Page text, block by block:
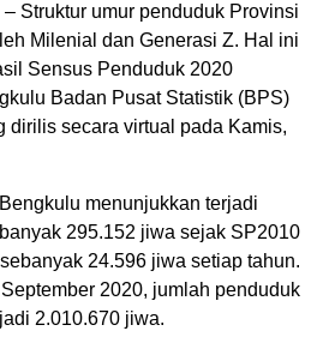
– Struktur umur penduduk Provinsi
Milenial dan Generasi Z. Hal ini
Sensus Penduduk 2020
Badan Pusat Statistik (BPS)
dirilis secara virtual pada Kamis,
menunjukkan terjadi
295.152 jiwa sejak SP2010
24.596 jiwa setiap tahun.
2020, jumlah penduduk
2.010.670 jiwa.